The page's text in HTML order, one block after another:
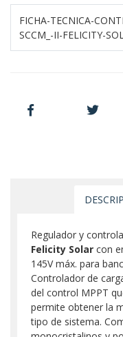
FICHA-TECNICA-
SCCM_-II-FELICITY-
Regulador y
Felicity Solar con
145V máx. para
Controlador de
del control MPPT
permite obtener la
tipo de sistema.